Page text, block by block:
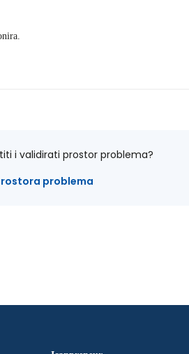
i validirati prostor problema?
problema